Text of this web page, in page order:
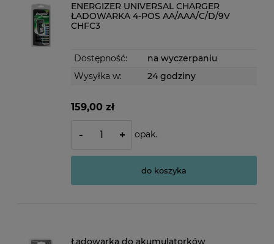
ENERGIZER UNIVERSAL CHARGER
ŁADOWARKA 4-POS AA/AAA/C/D/9V
CHFC3
Dostępność:
na wyczerpaniu
Wysyłka w:
24 godziny
159,00 zł
- + opak.
do koszyka
Ładowarka do akumulatorków